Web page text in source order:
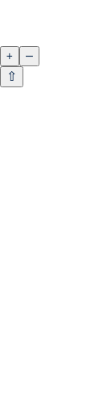
+
–
⇧